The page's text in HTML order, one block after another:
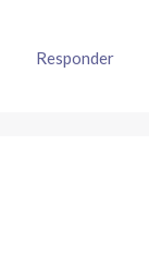
Responder